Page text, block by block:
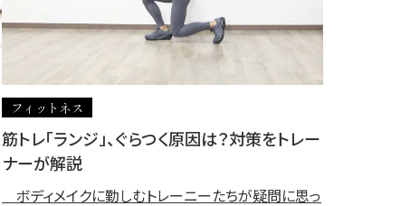
フィットネス
筋トレ「ランジ」、ぐらつく原因は？対策をトレー
ナーが解説
ボディメイクに勤しむトレーニーたちが疑問に思っ